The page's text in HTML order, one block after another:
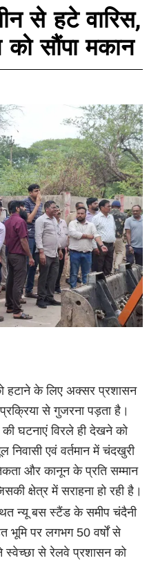
से हटे वारिस,
सौंपा मकान
हटाने के लिए अक्सर प्रशासन
से गुजरना पड़ता है।
घटनाएं विरले ही देखने को
निवासी एवं वर्तमान में चंदखुरी
और कानून के प्रति सम्मान
क्षेत्र में सराहना हो रही है।
न्यू बस स्टैंड के समीप चंदैनी
भूमि पर लगभग 50 वर्षों से
स्वेच्छा से रेलवे प्रशासन को